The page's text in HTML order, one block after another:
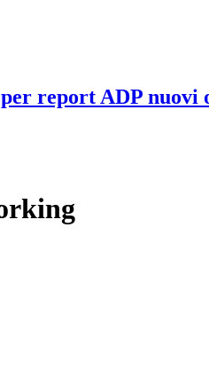
report ADP nuovi